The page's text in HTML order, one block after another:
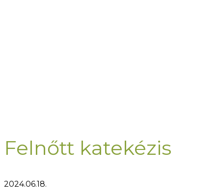
Felnőtt katekézis
2024.06.18.